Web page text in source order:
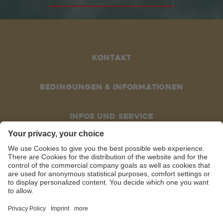
Kontakt
Bedingungen & Informationen
Infos und service
Socials